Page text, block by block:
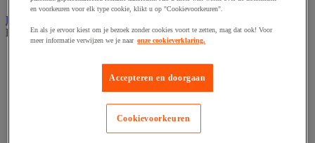
Handgereedschap
Bekijk de hele productgroep
Hamer en slagwerktuig
Momentsleutel en schroevendraaier
Schroevendraaier en schroefbit
en voorkeuren voor elk type cookie, klikt u op "Cookievoorkeuren".
En als je ervoor kiest om je bezoek zonder cookies voort te zetten, mag dat ook! Voor
meer informatie verwijzen we je naar onze cookieverklaring.
Accepteren en doorgaan
Cookievoorkeuren